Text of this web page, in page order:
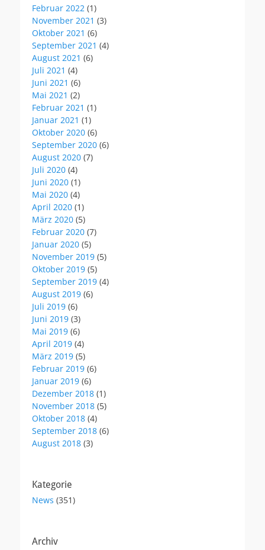
Februar 2022 (1)
November 2021 (3)
Oktober 2021 (6)
September 2021 (4)
August 2021 (6)
Juli 2021 (4)
Juni 2021 (6)
Mai 2021 (2)
Februar 2021 (1)
Januar 2021 (1)
Oktober 2020 (6)
September 2020 (6)
August 2020 (7)
Juli 2020 (4)
Juni 2020 (1)
Mai 2020 (4)
April 2020 (1)
März 2020 (5)
Februar 2020 (7)
Januar 2020 (5)
November 2019 (5)
Oktober 2019 (5)
September 2019 (4)
August 2019 (6)
Juli 2019 (6)
Juni 2019 (3)
Mai 2019 (6)
April 2019 (4)
März 2019 (5)
Februar 2019 (6)
Januar 2019 (6)
Dezember 2018 (1)
November 2018 (5)
Oktober 2018 (4)
September 2018 (6)
August 2018 (3)
Kategorie
News (351)
Archiv